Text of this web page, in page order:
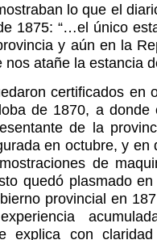
lo que el
1875: “…el único
y aún en la
nos atañe la estancia
certificados en
de 1870, a donde
de la
en octubre, y en
de
quedó plasmado
provincial en
explica con